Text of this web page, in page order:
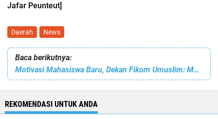
Jafar Peunteut]
Daerah News
Baca berikutnya:
Motivasi Mahasiswa Baru, Dekan Fikom Umuslim: Mahasiswa Harus Mempunyai Kompetensi 4C
REKOMENDASI UNTUK ANDA